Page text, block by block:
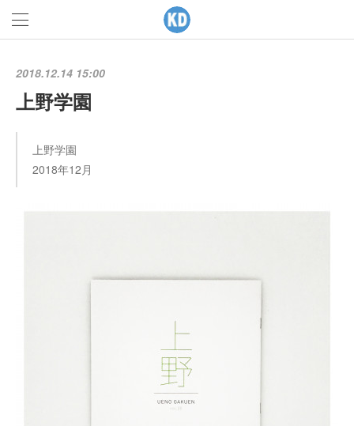
2018.12.14 15:00
上野学園
上野学園
2018年12月